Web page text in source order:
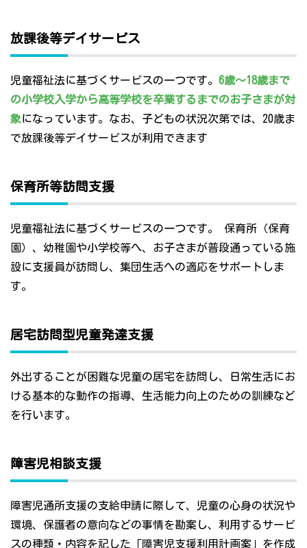
放課後等デイサービス
児童福祉法に基づくサービスの一つです。 6歳～18歳まで
の小学校入学から高等学校を卒業するまでのお子さまが対
象になっています。なお、子どもの状況次第では、20歳ま
で放課後等デイサービスが利用できます
保育所等訪問支援
児童福祉法に基づくサービスの一つです。 保育所（保育
園）、幼稚園や小学校等へ、お子さまが普段通っている施
設に支援員が訪問し、集団生活への適応をサポートしま
す。
居宅訪問型児童発達支援
外出することが困難な児童の居宅を訪問し、日常生活にお
ける基本的な動作の指導、生活能力向上のための訓練など
を行います。
障害児相談支援
障害児通所支援の支給申請に際して、児童の心身の状況や
環境、保護者の意向などの事情を勘案し、利用するサービ
スの種類・内容を記した「障害児支援利用計画案」を作成